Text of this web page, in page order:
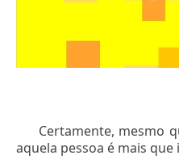
Certamente, mesmo
aquela pessoa é mais